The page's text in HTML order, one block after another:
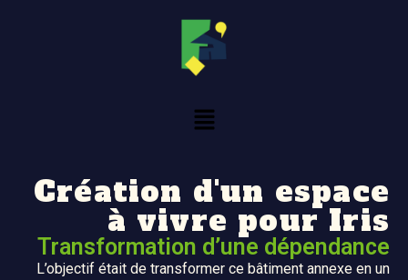
Création d'un espace
à vivre pour Iris
Transformation d’une dépendance
L’objectif était de transformer ce bâtiment annexe en un